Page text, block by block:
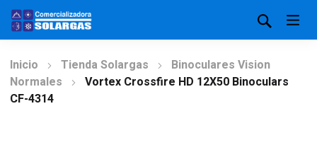
Inicio Tienda Solargas
Binoculares Vision
Normales
Vortex Crossfire HD 12X50 Binoculars
CF-4314